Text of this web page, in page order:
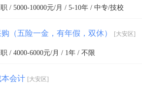
/ 5000-10000元/月 / 5-10年 / 中专/技校
（五险一金，有年假，双休） [大安区]
/ 4000-6000元/月 / 1年 / 不限
本会计 [大安区]